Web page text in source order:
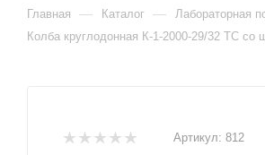
Главная — Каталог — Лабораторная
Колба круглодонная К-1-2000-29/32 ТС
Артикул: 812